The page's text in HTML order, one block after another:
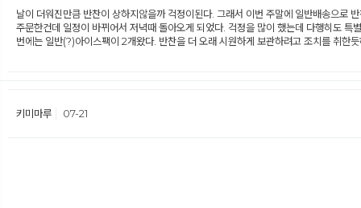
날이 더워진만큼 반찬이 상하지않을까 걱정이된다. 그래서 이번 주말에 일반배송으로
주문한건데 일정이 바뀌어서 저녁때 돌아오게 되었다. 걱정을 많이 했는데 다행히도
번에는 일반(?)아이스팩이 2개왔다. 반찬을 더 오래 시원하게 보관하려고 조치를 취한
키미마루 07-21